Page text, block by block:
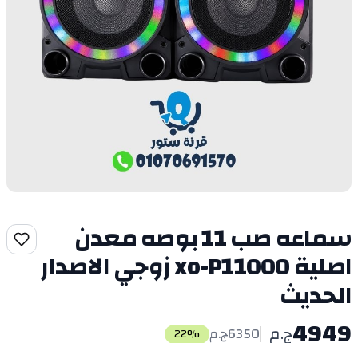
سماعه صب 11 بوصه معدن
اصلية xo-P11000 زوجي الاصدار
الحديث
4949ج.م 6350ج.م 22%